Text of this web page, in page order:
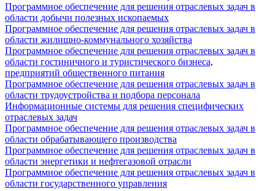
Программное обеспечение для решения отраслевых задач в
области добычи полезных ископаемых
Программное обеспечение для решения отраслевых задач в
области жилищно-коммунального хозяйства
Программное обеспечение для решения отраслевых задач в
области гостиничного и туристического бизнеса,
предприятий общественного питания
Программное обеспечение для решения отраслевых задач в
области трудоустройства и подбора персонала
Информационные системы для решения специфических
отраслевых задач
Программное обеспечение для решения отраслевых задач в
области обрабатывающего производства
Программное обеспечение для решения отраслевых задач в
области энергетики и нефтегазовой отрасли
Программное обеспечение для решения отраслевых задач в
области государственного управления